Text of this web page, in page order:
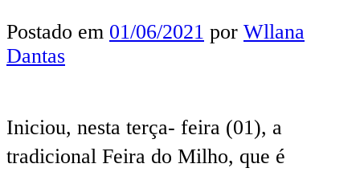
Postado em 01/06/2021 por Wllana
Dantas
Iniciou, nesta terça- feira (01), a
tradicional Feira do Milho, que é